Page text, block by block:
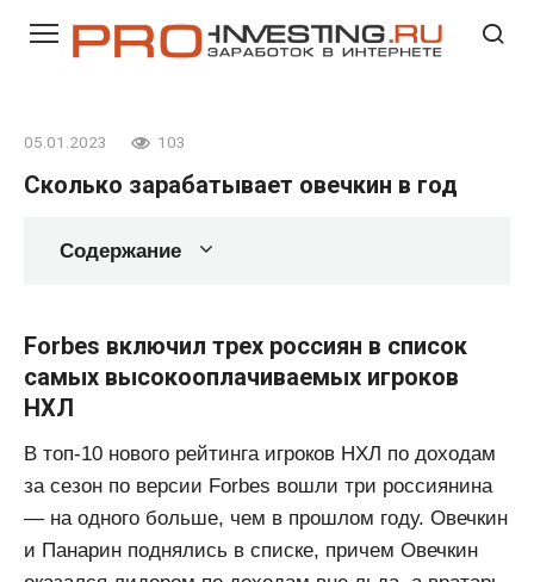
05.01.2023 103
Сколько зарабатывает овечкин в год
Содержание
Forbes включил трех россиян в список
самых высокооплачиваемых игроков
НХЛ
В топ-10 нового рейтинга игроков НХЛ по доходам
за сезон по версии Forbes вошли три россиянина
— на одного больше, чем в прошлом году. Овечкин
и Панарин поднялись в списке, причем Овечкин